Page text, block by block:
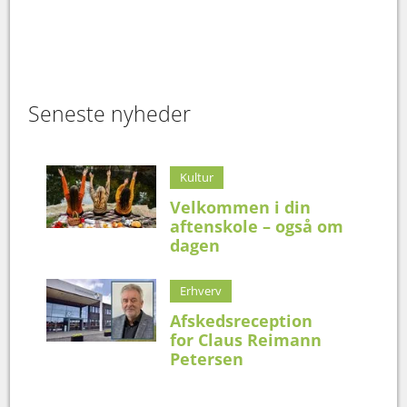
Seneste nyheder
Kultur
Velkommen i din
aftenskole – også om
dagen
Erhverv
Afskedsreception
for Claus Reimann
Petersen